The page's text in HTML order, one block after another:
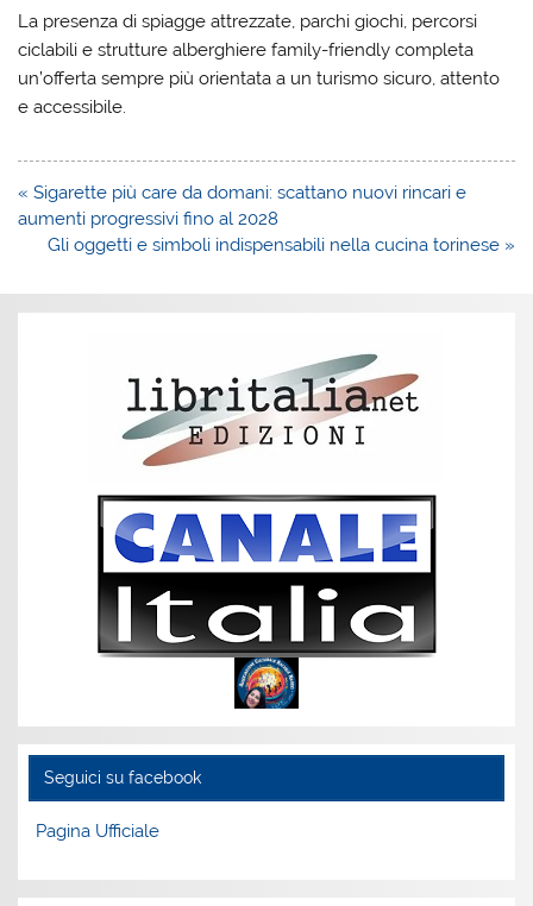
La presenza di spiagge attrezzate, parchi giochi, percorsi
ciclabili e strutture alberghiere family-friendly completa
un’offerta sempre più orientata a un turismo sicuro, attento
e accessibile.
Navigazione
articoli
« Sigarette più care da domani: scattano nuovi rincari e
aumenti progressivi fino al 2028
Gli oggetti e simboli indispensabili nella cucina torinese »
Seguici su facebook
Pagina Ufficiale